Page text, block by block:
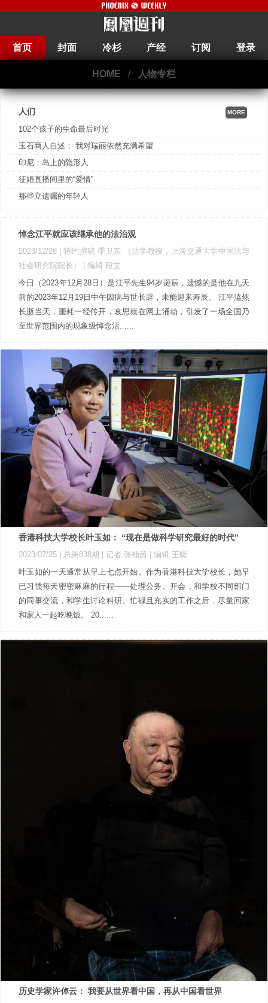
首页 封面 冷杉 产经 订阅 登录
HOME / 人物专栏
人们 MORE
102个孩子的生命最后时光
玉石商人自述： 我对瑞丽依然充满希望
印尼：岛上的隐形人
征婚直播间里的“爱情”
那些立遗嘱的年轻人
悼念江平就应该继承他的法治观
2023/12/28
| 特约撰稿 季卫东 （法学教授，上海交通大学中国法与
社会研究院院长）
| 编辑 段文
今日（2023年12月28日）是江平先生94岁诞辰，遗憾的是他在九天
前的2023年12月19日中午因病与世长辞，未能迎来寿辰。 江平溘然
长逝当天，噩耗一经传开，哀思就在网上涌动，引发了一场全国乃
至世界范围内的现象级悼念活......
香港科技大学校长叶玉如： “现在是做科学研究最好的时代”
2023/07/25 | 总第838期 | 记者 张楠茜
| 编辑 王晓
叶玉如的一天通常从早上七点开始。作为香港科技大学校长，她早
已习惯每天密密麻麻的行程——处理公务、开会，和学校不同部门
的同事交流，和学生讨论科研。忙碌且充实的工作之后，尽量回家
和家人一起吃晚饭。 20......
历史学家许倬云： 我要从世界看中国，再从中国看世界